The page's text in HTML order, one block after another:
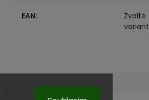
EAN:
Zvolte